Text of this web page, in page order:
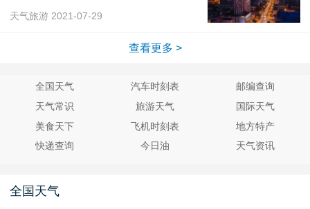
天气旅游 2021-07-29
查看更多 >
全国天气 汽车时刻表
邮编查询
天气常识
旅游天气
国际天气
美食天下
飞机时刻表
地方特产
快递查询
今日油 天气资讯
全国天气